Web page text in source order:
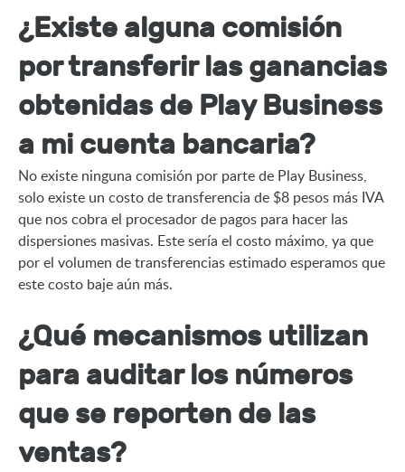
¿Existe alguna comisión
por transferir las ganancias
obtenidas de Play Business
a mi cuenta bancaria?
No existe ninguna comisión por parte de Play Business,
solo existe un costo de transferencia de $8 pesos más IVA
que nos cobra el procesador de pagos para hacer las
dispersiones masivas. Este sería el costo máximo, ya que
por el volumen de transferencias estimado esperamos que
este costo baje aún más.
¿Qué mecanismos utilizan
para auditar los números
que se reporten de las
ventas?